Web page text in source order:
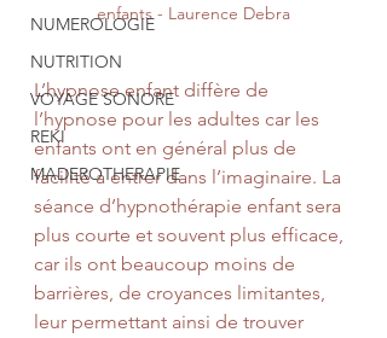
NUMEROLOGIE
NUTRITION
VOYAGE SONORE
REKI
MADEROTHERAPIE
enfants - Laurence Debra
L’hypnose enfant diffère de
l’hypnose pour les adultes car les
enfants ont en général plus de
facilité à entrer dans l’imaginaire. La
séance d’hypnothérapie enfant sera
plus courte et souvent plus efficace,
car ils ont beaucoup moins de
barrières, de croyances limitantes,
leur permettant ainsi de trouver